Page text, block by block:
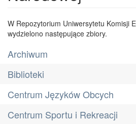
W Repozytorium Uniwersytetu Komisji
wydzielono następujące zbiory.
Archiwum
Biblioteki
Centrum Języków Obcych
Centrum Sportu i Rekreacji